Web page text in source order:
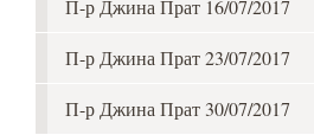
П-р Джина Прат 16/07/2017
П-р Джина Прат 23/07/2017
П-р Джина Прат 30/07/2017